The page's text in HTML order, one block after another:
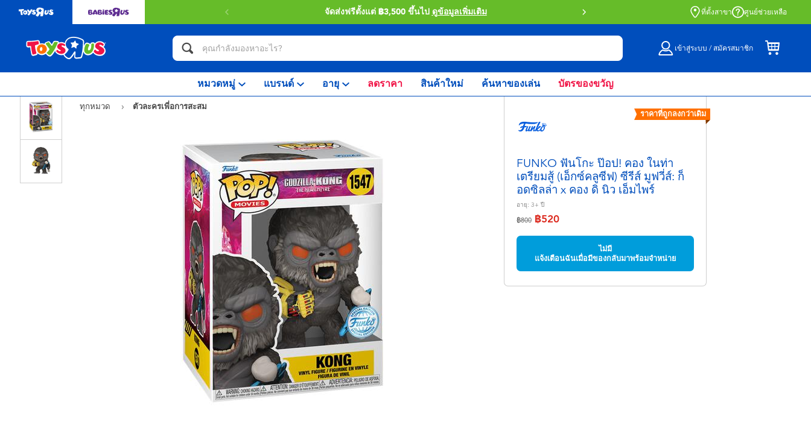
จัดส่งฟรีตั้งแต่ ฿3,500 ขึ้นไป ดูข้อมูลเพิ่มเติม สั่งซื้อออนไลน์และรับที่หน้าร้านด้วย Click
ที่ตั้งสาขา ศูนย์ช่วยเหลือ
เข้าสู่ระบบ / สมัครสมาชิก
หมวดหมู่ แบรนด์ อายุ ลดราคา สินค้าใหม่ ค้นหาของเล่น บัตรของขวัญ
ทุกหมวด
ตัวละครเพี่อการสะสม
ราคาที่ถูกลงกว่าเดิม
FUNKO ฟันโกะ ป๊อป! คอง ในท่า
เตรียมสู้ (เอ็กซ์คลูซีฟ) ซีรีส์ มูฟวี่ส์: ก็
อดซิลล่า x คอง ดิ นิว เอ็มไพร์
อายุ: 3+ ปี
ลดราคาจาก
฿800ถึง฿520
ไม่มี
แจ้งเตือนฉันเมื่อมีของกลับมาพร้อมจำหน่าย